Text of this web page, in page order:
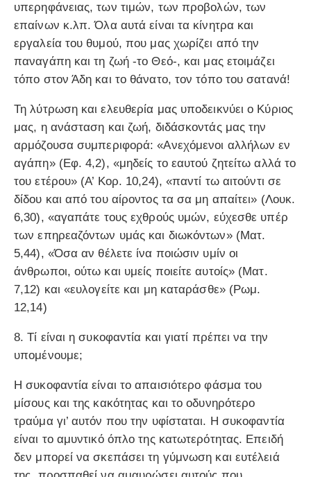
υπερηφάνειας, των τιμών, των προβολών, των
επαίνων κ.λπ. Όλα αυτά είναι τα κίνητρα και
εργαλεία του θυμού, που μας χωρίζει από την
παναγάπη και τη ζωή -το Θεό-, και μας ετοιμάζει
τόπο στον Άδη και το θάνατο, τον τόπο του σατανά!
Τη λύτρωση και ελευθερία μας υποδεικνύει ο Κύριος
μας, η ανάσταση και ζωή, διδάσκοντάς μας την
αρμόζουσα συμπεριφορά: «Ανεχόμενοι αλλήλων εν
αγάπη» (Εφ. 4,2), «μηδείς το εαυτού ζητείτω αλλά το
του ετέρου» (Α’ Κορ. 10,24), «παντί τω αιτούντι σε
δίδου και από του αίροντος τα σα μη απαίτει» (Λουκ.
6,30), «αγαπάτε τους εχθρούς υμών, εύχεσθε υπέρ
των επηρεαζόντων υμάς και διωκόντων» (Ματ.
5,44), «Όσα αν θέλετε ίνα ποιώσιν υμίν οι
άνθρωποι, ούτω και υμείς ποιείτε αυτοίς» (Ματ.
7,12) και «ευλογείτε και μη καταράσθε» (Ρωμ.
12,14)
8. Τί είναι η συκοφαντία και γιατί πρέπει να την
υπομένουμε;
Η συκοφαντία είναι το απαισιότερο φάσμα του
μίσους και της κακότητας και το οδυνηρότερο
τραύμα γι’ αυτόν που την υφίσταται. Η συκοφαντία
είναι το αμυντικό όπλο της κατωτερότητας. Επειδή
δεν μπορεί να σκεπάσει τη γύμνωση και ευτέλειά